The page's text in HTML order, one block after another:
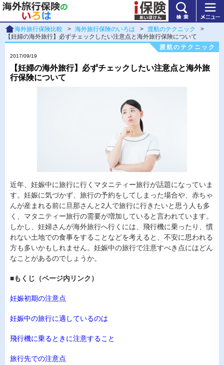
海外旅行保険比較 > 海外旅行保険のいろは > 渡航のテクニック
>
【妊婦の海外旅行】必ずチェックしたい注意点と海外旅行保険について
渡航のテクニック
2017/09/19
【妊婦の海外旅行】必ずチェックしたい注意点と海外旅
行保険について
近年、妊娠中に旅行に行くマタニティー旅行が話題になっていま
す。妊娠に気づかず、旅行の予約をしてしまった場合や、赤ちゃ
んが産まれる前に旦那さんと2人で旅行に行きたいと思う人も多
く、マタニティー旅行の需要が増加していると言われています。
しかし、妊婦さんが海外旅行へ行くには、飛行機に乗ったり、慣
れない土地での食事をすることなどを考えると、不安に思われる
方も多いかもしれません。妊娠中の旅行で注意すべき点にはどん
なことがあるのでしょうか。
■もくじ（ページ内リンク）
妊娠初期の注意点
妊娠中の旅行に適しているのは
飛行機に乗るときに注意すること
旅行先での注意点